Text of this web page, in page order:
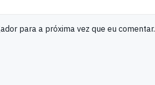
para a próxima vez que eu comentar.